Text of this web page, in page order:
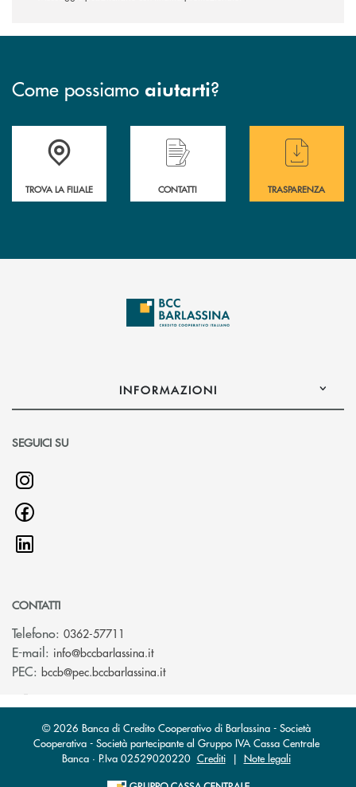
Come possiamo aiutarti?
Accedi all' elenco completo delle filiali di BCC Barlassina.
TROVA LA FILIALE
Hai bisogno di assistenza immediata ?
CONTATTI
Hai bisogno di
TRASPARENZA
INFORMAZIONI
SEGUICI SU
CONTATTI
Telefono: 0362-57711
E-mail: info@bccbarlassina.it(si apre l’app di posta elettronica)
PEC: bccb@pec.bccbarlassina.it(si apre l’app di posta elettronica)
© 2026 Banca di Credito Cooperativo di Barlassina - Società
Cooperativa - Società partecipante al Gruppo IVA Cassa Centrale
Banca · P.Iva 02529020220 Crediti| Note legali